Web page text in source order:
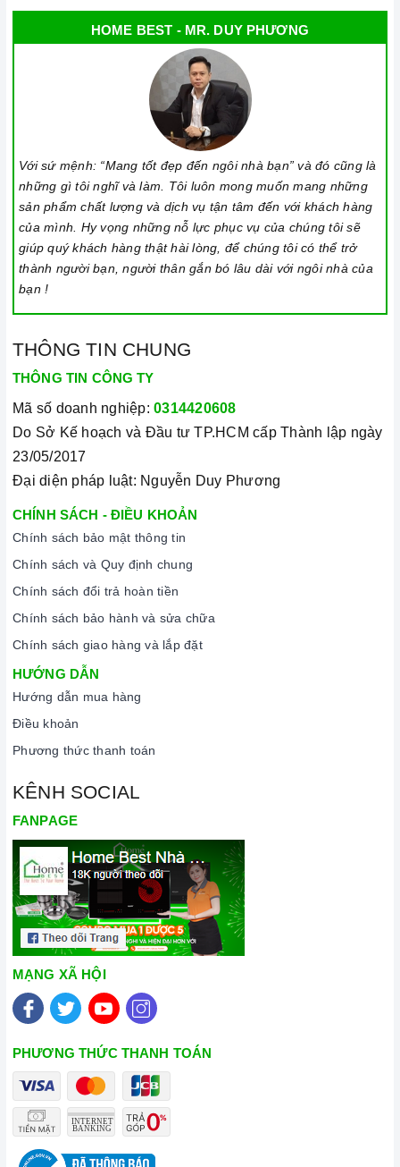
rõ ràng.
Chế độ hỗ trợ bảo hành linh hoạt: Hướng dẫn sử dụng,
lắp đặt, chế độ bảo hành chính hãng, hậu mãi chuyên
nghiệp, đảm bảo rằng quý khách sẽ có trải nghiệm tuyệt vời
và không gặp bất kỳ khó khăn nào trong quá trình sử dụng
Vận chuyển lắp đặt nhanh chóng: Đội ngũ tư vấn viên,
nhân viên và kỹ thuật viên chuyên nghiệp, tận tâm sẽ đồng
hành cùng quý khách trong quá trình mua sắm và sử dụng
sản phẩm.
Đến với Home Best, chúng tôi tự hào cung cấp đến khách hàng
đa dạng các dòng bếp từ ARBERnổi tiếng, cam kết về chất
lượng và nguồn gốc sản phẩm chính hãng. Chúng tôi tự tin
mang đến cho quý khách hàng dịch vụ chăm sóc khách hàng
tận tâm và chính sách bảo hành, hậu mãi chuyên nghiệp nhất.
Xem thêm tại đây: Home Best Care - Trung tâm bảo trì, sửa
chữa thiết bị nhà bếp cao cấp
HOME BEST - MR. DUY PHƯƠNG
Với sứ mệnh: “Mang tốt đẹp đến ngôi nhà bạn” và đó cũng là
những gì tôi nghĩ và làm. Tôi luôn mong muốn mang những
sản phẩm chất lượng và dịch vụ tận tâm đến với khách hàng
của mình. Hy vọng những nỗ lực phục vụ của chúng tôi sẽ
giúp quý khách hàng thật hài lòng, để chúng tôi có thể trở
thành người bạn, người thân gắn bó lâu dài với ngôi nhà của
bạn !
THÔNG TIN CHUNG
THÔNG TIN CÔNG TY
Mã số doanh nghiệp: 0314420608
Do Sở Kế hoạch và Đầu tư TP.HCM cấp Thành lập ngày
23/05/2017
Đại diện pháp luật: Nguyễn Duy Phương
CHÍNH SÁCH - ĐIỀU KHOẢN
Chính sách bảo mật thông tin
Chính sách và Quy định chung
Chính sách đổi trả hoàn tiền
Chính sách bảo hành và sửa chữa
Chính sách giao hàng và lắp đặt
HƯỚNG DẪN
Hướng dẫn mua hàng
Điều khoản
Phương thức thanh toán
KÊNH SOCIAL
FANPAGE
MẠNG XÃ HỘI
PHƯƠNG THỨC THANH TOÁN